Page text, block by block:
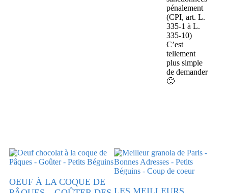
pénalement
(CPI, art. L.
335-1 à L.
335-10)
C’est
tellement
plus simple
de demander
🙂
OEUF À LA COQUE DE